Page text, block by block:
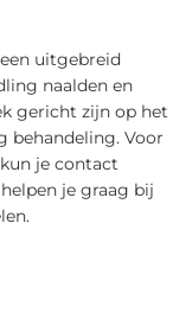
uitgebreid
naalden en
gericht zijn op het
behandeling. Voor
je contact
je graag bij